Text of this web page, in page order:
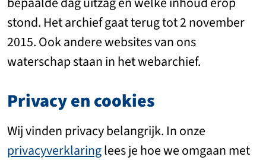
stond. Het archief gaat terug tot 2 november
2015. Ook andere websites van ons
waterschap staan in het webarchief.
Privacy en cookies
Wij vinden privacy belangrijk. In onze
privacyverklaringlees je hoe we omgaan met